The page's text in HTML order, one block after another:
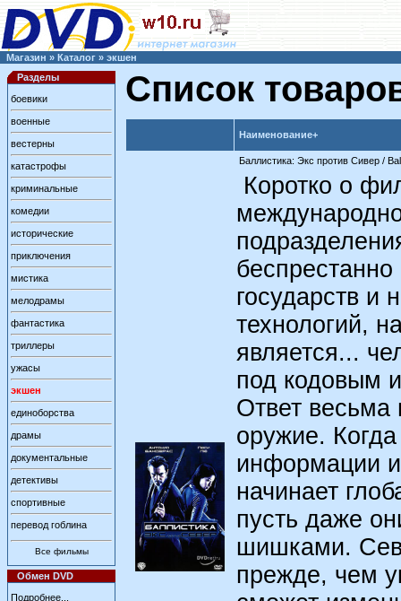
Магазин » Каталог » экшен
Разделы
боевики
военные
вестерны
катастрофы
криминальные
комедии
исторические
приключения
мистика
мелодрамы
фантастика
триллеры
ужасы
экшен
единоборства
драмы
документальные
детективы
спортивные
перевод гоблина
Все фильмы
Обмен DVD
Подробнее...
Список
Наименование+
Баллистика: Экс против Сивер /
Коротко о
государств и
технологий,
является...
под кодовым
Ответ весьма
оружие.
информации
начинает
пусть даже
шишками.
прежде, чем